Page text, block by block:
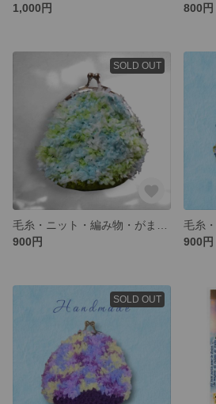
1,000円
800円
SOLD OUT
900円
900円
SOLD OUT